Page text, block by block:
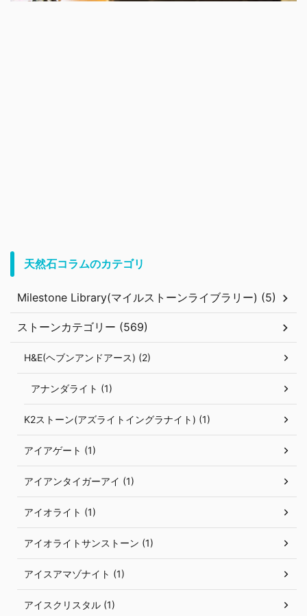
天然石コラムのカテゴリ
Milestone Library(マイルストーンライブラリー) (5)
ストーンカテゴリー (569)
H&E(ヘブンアンドアース) (2)
アナンダライト (1)
K2ストーン(アズライトイングラナイト) (1)
アイアゲート (1)
アイアンタイガーアイ (1)
アイオライト (1)
アイオライトサンストーン (1)
アイスアマゾナイト (1)
アイスクリスタル (1)